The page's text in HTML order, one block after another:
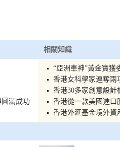
滿成功
相關知識
“亞洲車神”黃金寶獲
香港女科學家連奪兩
香港30多家創意設計
香港從一款美國進口
香港外滙基金境外資